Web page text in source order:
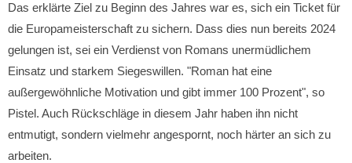
Das erklärte Ziel zu Beginn des Jahres war es, sich ein Ticket für
die Europameisterschaft zu sichern. Dass dies nun bereits 2024
gelungen ist, sei ein Verdienst von Romans unermüdlichem
Einsatz und starkem Siegeswillen. "Roman hat eine
außergewöhnliche Motivation und gibt immer 100 Prozent", so
Pistel. Auch Rückschläge in diesem Jahr haben ihn nicht
entmutigt, sondern vielmehr angespornt, noch härter an sich zu
arbeiten.